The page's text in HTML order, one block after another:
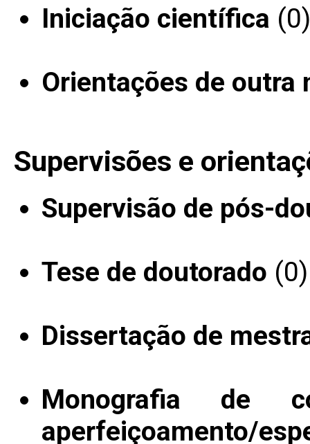
Iniciação científica (0)
Orientações de outra
Supervisões e
Supervisão de pós-
Tese de doutorado (0)
Dissertação de
Monografia de
aperfeiçoamento/